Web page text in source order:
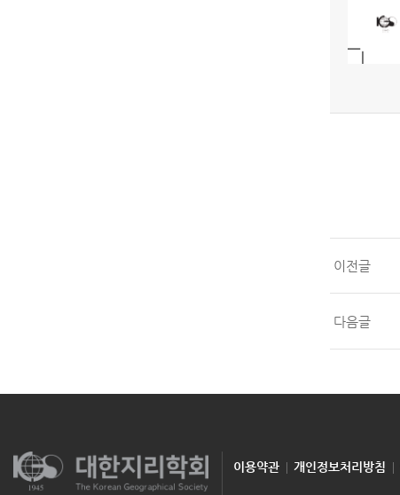
이전글
다음글
이용약관 개인정보처리방침